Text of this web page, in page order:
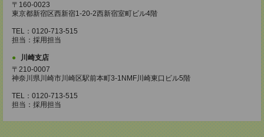
〒160-0023
東京都新宿区西新宿1-20-2西新宿室町ビル4階
TEL：0120-713-515
担当：採用担当
川崎支店
〒210-0007
神奈川県川崎市川崎区駅前本町3-1NMF川崎東口ビル5階
TEL：0120-713-515
担当：採用担当